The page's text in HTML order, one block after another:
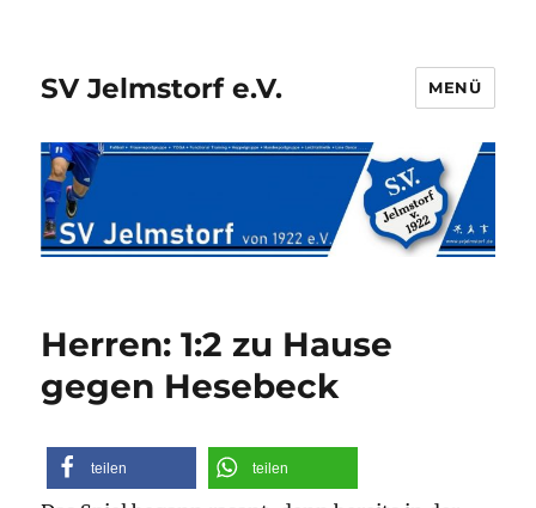
SV Jelmstorf e.V. MENÜ
Herren: 1:2 zu Hause
gegen Hesebeck
teilen teilen